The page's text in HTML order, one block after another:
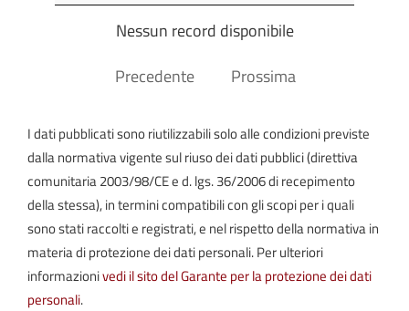
Nessun record disponibile
Precedente
Prossima
I dati pubblicati sono riutilizzabili solo alle condizioni previste
dalla normativa vigente sul riuso dei dati pubblici (direttiva
comunitaria 2003/98/CE e d. lgs. 36/2006 di recepimento
della stessa), in termini compatibili con gli scopi per i quali
sono stati raccolti e registrati, e nel rispetto della normativa in
materia di protezione dei dati personali. Per ulteriori
informazionivedi il sito del Garante per la protezione dei dati
personali.